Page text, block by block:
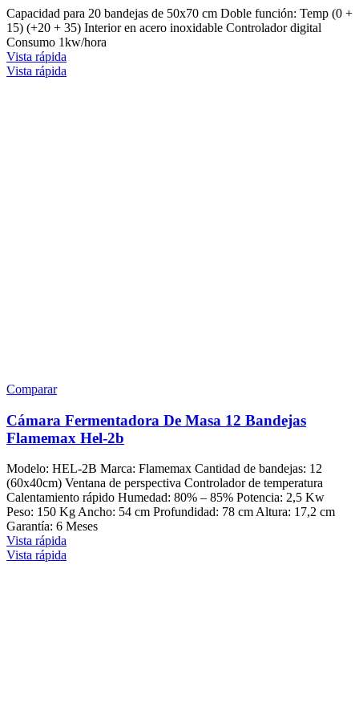
Capacidad para 20 bandejas de 50x70 cm Doble función: Temp (0 +
15) (+20 + 35) Interior en acero inoxidable Controlador digital
Consumo 1kw/hora
Vista rápida
Vista rápida
Comparar
Cámara Fermentadora De Masa 12 Bandejas
Flamemax Hel-2b
Modelo: HEL-2B Marca: Flamemax Cantidad de bandejas: 12
(60x40cm) Ventana de perspectiva Controlador de temperatura
Calentamiento rápido Humedad: 80% – 85% Potencia: 2,5 Kw
Peso: 150 Kg Ancho: 54 cm Profundidad: 78 cm Altura: 17,2 cm
Garantía: 6 Meses
Vista rápida
Vista rápida